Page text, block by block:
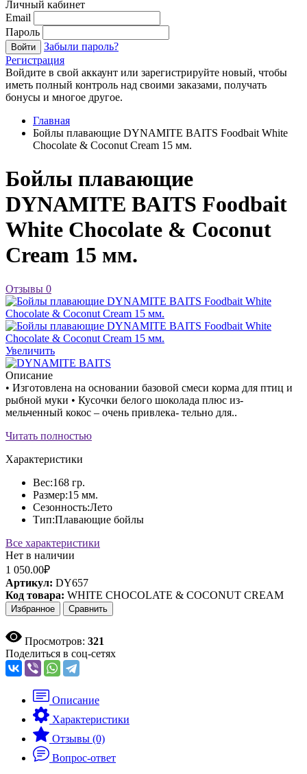
Личный кабинет
Email
Пароль
Войти
Забыли пароль?
Регистрация
Войдите в свой аккаунт или зарегистрируйте новый, чтобы
иметь полный контроль над своими заказами, получать
бонусы и многое другое.
Главная
Бойлы плавающие DYNAMITE BAITS Foodbait White
Chocolate & Coconut Cream 15 мм.
Бойлы плавающие
DYNAMITE BAITS Foodbait
White Chocolate & Coconut
Cream 15 мм.
Отзывы 0
Увеличить
Описание
• Изготовлена на основании базовой смеси корма для птиц и
рыбной муки • Кусочки белого шоколада плюс из-
мельченный кокос – очень привлека- тельно для..
Читать полностью
Характеристики
Вес:168 гр.
Размер:15 мм.
Сезонность:Лето
Тип:Плавающие бойлы
Все характеристики
Нет в наличии
1 050.00₽
Артикул: DY657
Код товара: WHITE CHOCOLATE & COCONUT CREAM
Избранное Сравнить
Просмотров: 321
Поделиться в соц-сетях
Описание
Характеристики
Отзывы (0)
Вопрос-ответ